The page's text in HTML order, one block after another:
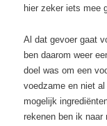
hier zeker iets mee
Al dat gevoer gaat
ben daarom weer
doel was om een
voedzame en niet
mogelijk
rekenen ben ik naar